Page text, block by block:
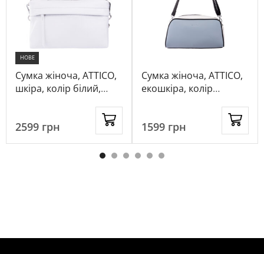
НОВЕ
Сумка жіноча, ATTICO,
шкіра, колір білий,
2599 грн
Сумка жіноча, ATTICO,
екошкіра, колір
1599 грн